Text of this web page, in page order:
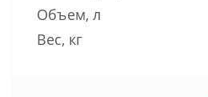
Объем, л
Вес, кг